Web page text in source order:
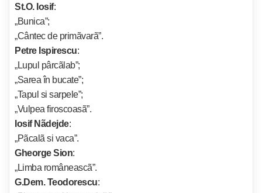
St.O. Iosif:
„Bunica”;
„Cântec de primãvarã”.
Petre Ispirescu:
„Lupul pârcãlab”;
„Sarea în bucate”;
„Tapul si sarpele”;
„Vulpea firoscoasã”.
Iosif Nãdejde:
„Pãcalã si vaca”.
Gheorge Sion:
„Limba româneascã”.
G.Dem. Teodorescu: